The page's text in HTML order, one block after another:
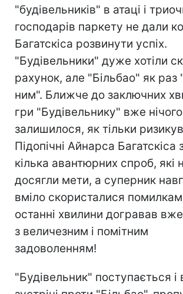
"будівельників" в атаці і
господарів паркету не дали
Багатскіса розвинути успіх.
"Будівельники" дуже хотіли
рахунок, але "Більбао" як раз
ним". Ближче до заключних
гри "Будівельнику" вже
залишилося, як тільки
Підопічні Айнарса Багатскіса
кілька авантюрних спроб, які
досягли мети, а суперник
вміло скористалися
останні хвилини догравав
з величезним і помітним
задоволенням!
"Будівельник" поступається і